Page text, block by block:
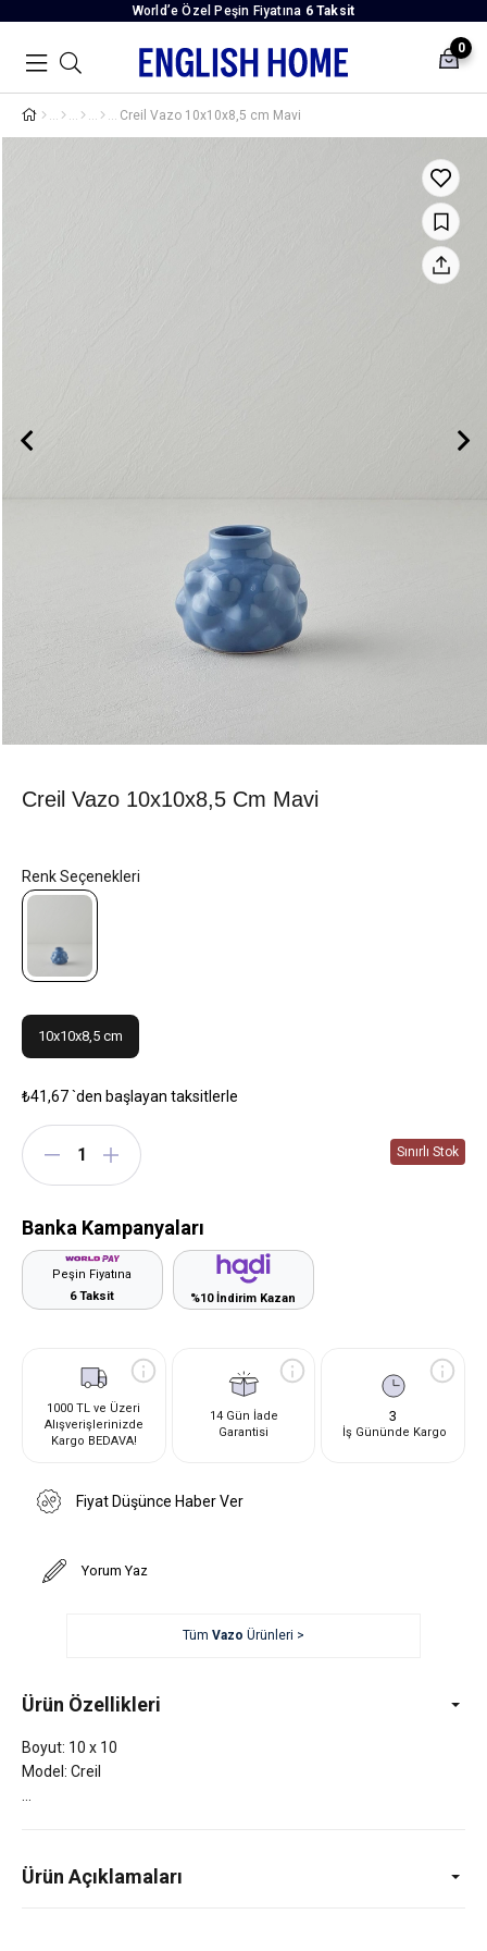
World’e Özel Peşin Fiyatına 6 Taksit
0
Creil Vazo 10x10x8,5 cm Mavi
Creil Vazo 10x10x8,5 Cm Mavi
10x10x8,5 cm
₺41,67`den başlayan taksitlerle
Banka Kampanyaları
Peşin Fiyatına
6 Taksit
%10 İndirim Kazan
1000 TL ve Üzeri
Alışverişlerinizde
Kargo BEDAVA!
14 Gün İade
Garantisi
3
İş Gününde Kargo
Fiyat Düşünce Haber Ver
Yorum Yaz
Tüm Vazo Ürünleri >
Ürün Özellikleri
Boyut: 10 x 10
Model: Creil
Ürün Açıklamaları